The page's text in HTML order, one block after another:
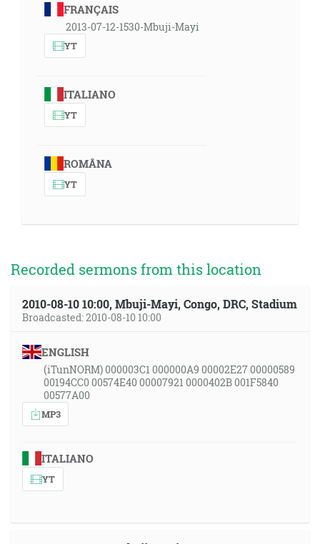
FRANÇAIS
2013-07-12-1530-Mbuji-Mayi
YT
ITALIANO
YT
ROMÂNA
YT
Recorded sermons from this location
2010-08-10 10:00, Mbuji-Mayi, Congo, DRC, Stadium
Broadcasted: 2010-08-10 10:00
ENGLISH
(iTunNORM) 000003C1 000000A9 00002E27 00000589
00194CC0 00574E40 00007921 0000402B 001F5840
00577A00
MP3
ITALIANO
YT